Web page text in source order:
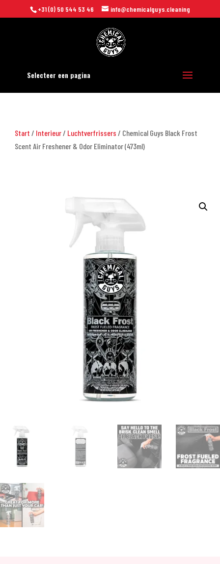
+31 (0) 50 544 53 46 info@chemicalguys.cleaning
Selecteer een pagina
Start / Interieur/ Luchtverfrissers / Chemical Guys Black Frost
Scent Air Freshener & Odor Eliminator (473ml)